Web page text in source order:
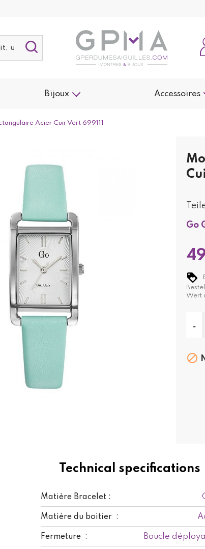
Bijoux Accessoires
Acier Cuir Vert 699111
Technical specifications
Matière Bracelet :
Matière du boitier :
Fermeture : Boucle
Go
Wert
